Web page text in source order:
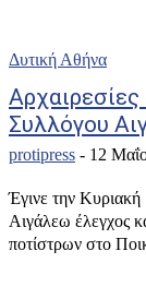
Δυτική Αθήνα
Συλλόγου
protipress - 12
Έγινε την
Αιγάλεω έλεγχος
ποτίστρων στο